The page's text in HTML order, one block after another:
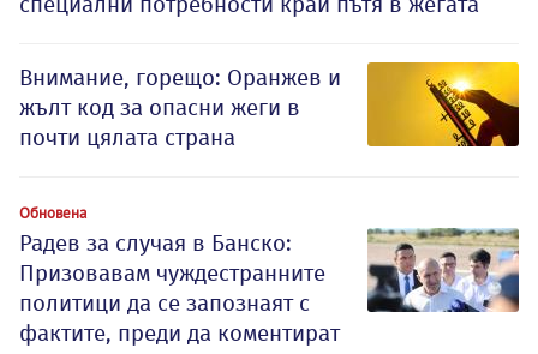
Внимание, горещо: Оранжев и
жълт код за опасни жеги в
почти цялата страна
Обновена
Радев за случая в Банско:
Призовавам чуждестранните
политици да се запознаят с
фактите, преди да коментират